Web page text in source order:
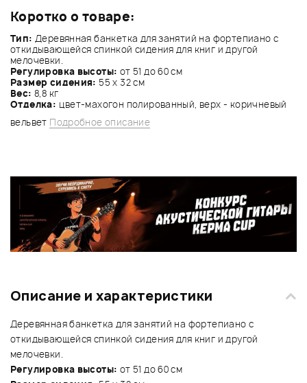
Коротко о товаре:
Тип: Деревянная банкетка для занятий на фортепиано с
откидывающейся спинкой сидения для книг и другой
мелочевки.
Регулировка высоты: от 51 до 60 см
Размер сидения: 55 x 32 см
Вес: 8,8 кг
Отделка: цвет-махогон полированный, верх - коричневый
вельвет Подробное описание
Описание и характеристики
Деревянная банкетка для занятий на фортепиано с
откидывающейся спинкой сидения для книг и другой
мелочевки.
Регулировка высоты: от 51 до 60 см